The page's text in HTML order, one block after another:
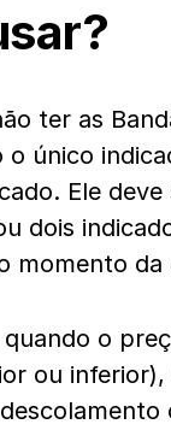
ter as
o único
Ele deve
dois
momento da
o
ou